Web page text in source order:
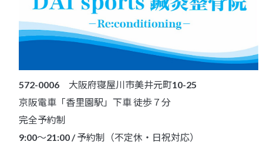
572-0006 大阪府寝屋川市美井元町10-25
京阪電車「香里園駅」下車 徒歩７分
完全予約制
9:00～21:00 / 予約制（不定休・日祝対応）